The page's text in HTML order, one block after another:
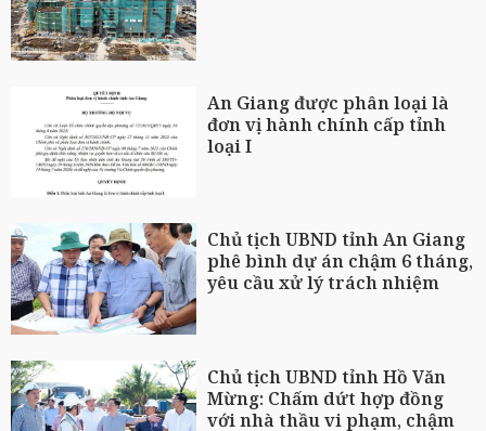
An Giang được phân loại là
đơn vị hành chính cấp tỉnh
loại I
Chủ tịch UBND tỉnh An Giang
phê bình dự án chậm 6 tháng,
yêu cầu xử lý trách nhiệm
Chủ tịch UBND tỉnh Hồ Văn
Mừng: Chấm dứt hợp đồng
với nhà thầu vi phạm, chậm